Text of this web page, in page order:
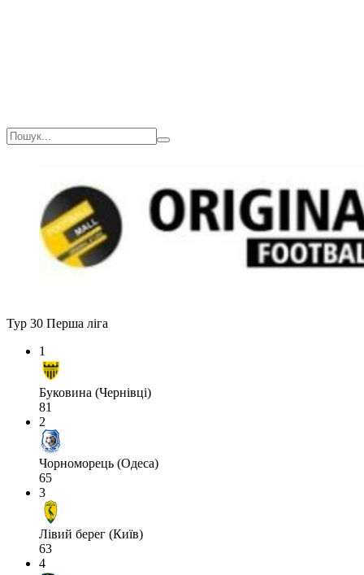
Тур 30 Перша ліга
1
Буковина (Чернівці)
81
2
Чорноморець (Одеса)
65
3
Лівий берег (Київ)
63
4